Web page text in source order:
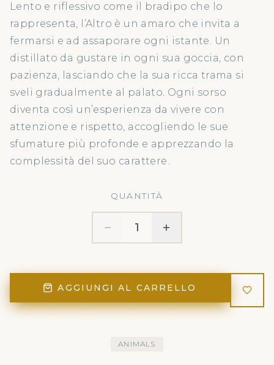
Lento e riflessivo come il bradipo che lo
rappresenta, l’Altro è un amaro che invita a
fermarsi e ad assaporare ogni istante. Un
distillato da gustare in ogni sua goccia, con
pazienza, lasciando che la sua ricca trama si
sveli gradualmente al palato. Ogni sorso
diventa così un’esperienza da vivere con
attenzione e rispetto, accogliendo le sue
sfumature più profonde e apprezzando la
complessità del suo carattere.
QUANTITÀ
1
AGGIUNGI AL CARRELLO
ANIMALS